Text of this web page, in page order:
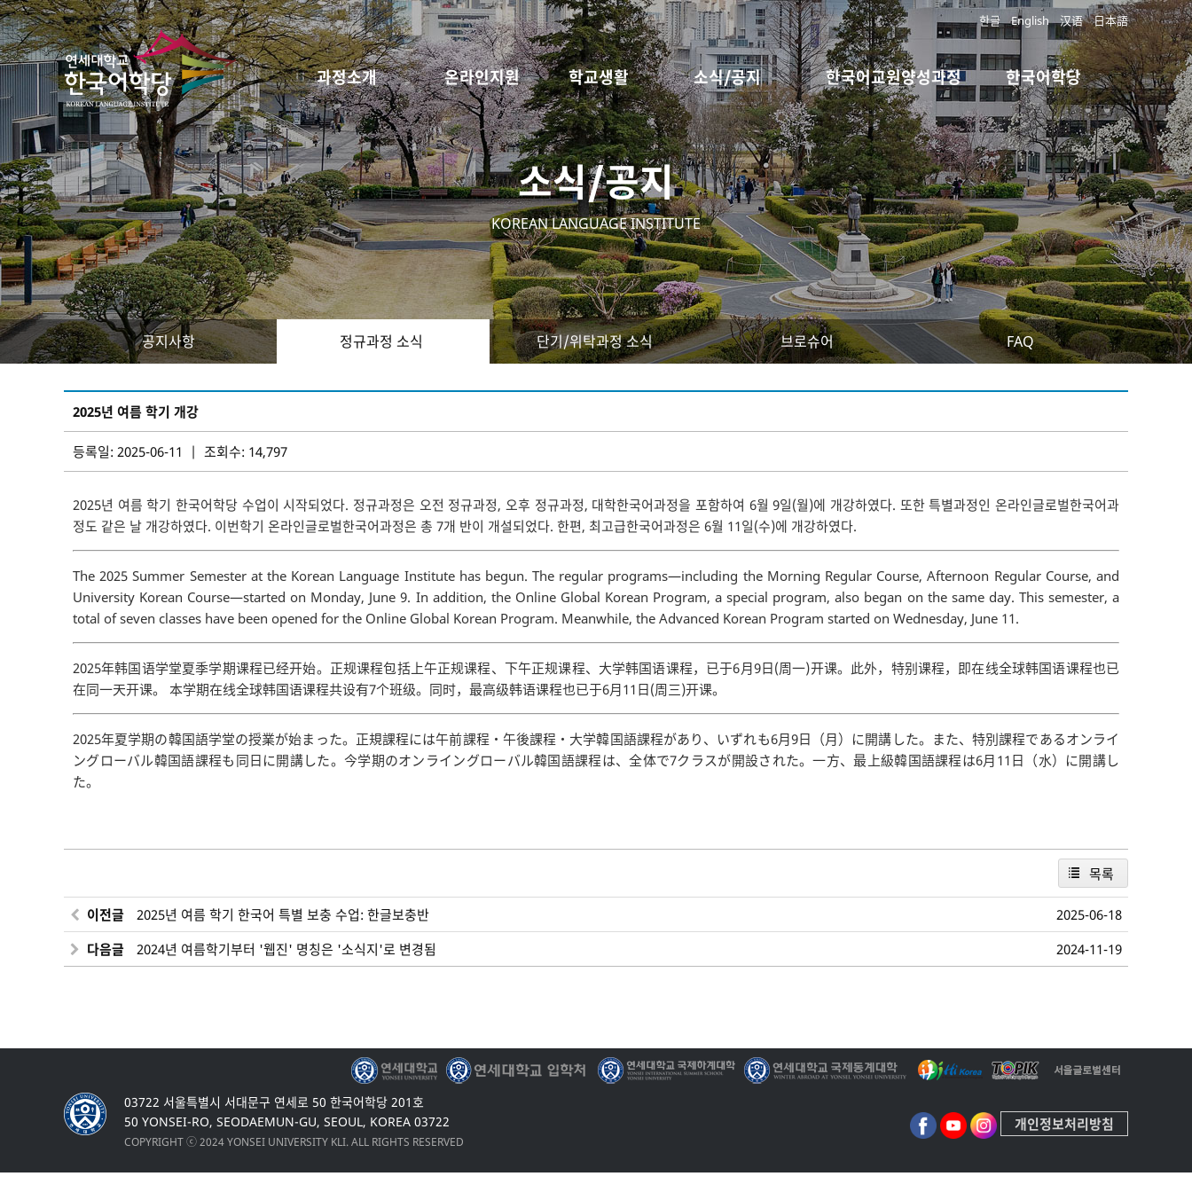
한글 English 汉语 日本語
과정소개 온라인지원 학교생활 소식/공지 한국어교원양성과정 한국어학당
소식/공지
KOREAN LANGUAGE INSTITUTE
공지사항 정규과정 소식 단기/위탁과정 소식 브로슈어 FAQ
2025년 여름 학기 개강
등록일: 2025-06-11 | 조회수: 14,797
2025년 여름 학기 한국어학당 수업이 시작되었다. 정규과정은 오전 정규과정, 오후 정규과정, 대학한국어과정을 포함하여 6월 9일(월)에 개강하였다. 또한 특별과정인 온라인글로벌한국어과
정도 같은 날 개강하였다. 이번학기 온라인글로벌한국어과정은 총 7개 반이 개설되었다. 한편, 최고급한국어과정은 6월 11일(수)에 개강하였다.
The 2025 Summer Semester at the Korean Language Institute has begun. The regular programs—including the Morning Regular Course, Afternoon Regular Course, and
University Korean Course—started on Monday, June 9. In addition, the Online Global Korean Program, a special program, also began on the same day. This semester, a
total of seven classes have been opened for the Online Global Korean Program. Meanwhile, the Advanced Korean Program started on Wednesday, June 11.
2025年韩国语学堂夏季学期课程已经开始。正规课程包括上午正规课程、下午正规课程、大学韩国语课程，已于6月9日(周一)开课。此外，特别课程，即在线全球韩国语课程也已
在同一天开课。 本学期在线全球韩国语课程共设有7个班级。同时，最高级韩语课程也已于6月11日(周三)开课。
2025年夏学期の韓国語学堂の授業が始まった。正規課程には午前課程・午後課程・大学韓国語課程があり、いずれも6月9日（月）に開講した。また、特別課程であるオンライ
ングローバル韓国語課程も同日に開講した。今学期のオンライングローバル韓国語課程は、全体で7クラスが開設された。一方、最上級韓国語課程は6月11日（水）に開講し
た。
목록
이전글 2025년 여름 학기 한국어 특별 보충 수업: 한글보충반
2025-06-18
다음글
2024년 여름학기부터 '웹진' 명칭은 '소식지'로 변경됨 2024-11-19
03722 서울특별시 서대문구 연세로 50 한국어학당 201호
50 YONSEI-RO, SEODAEMUN-GU, SEOUL, KOREA 03722
COPYRIGHT ⓒ 2024 YONSEI UNIVERSITY KLI. ALL RIGHTS RESERVED
개인정보처리방침